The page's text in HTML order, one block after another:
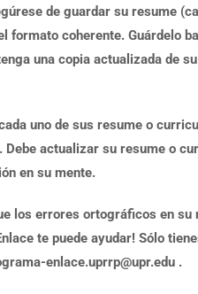
de guardar su resume
formato coherente. Guárdelo
una copia actualizada de
uno de sus resume o
actualizar su resume o
en su mente.
los errores ortográficos en
te puede ayudar! Sólo
enlace.uprrp@upr.edu .